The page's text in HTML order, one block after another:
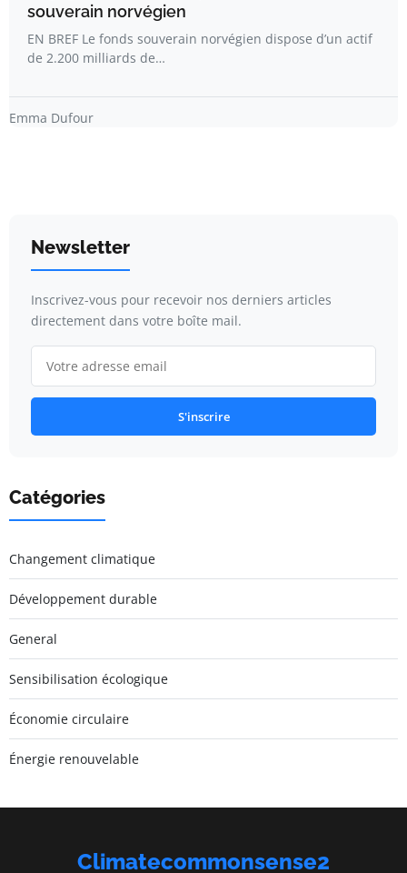
souverain norvégien
EN BREF Le fonds souverain norvégien dispose d’un actif
de 2.200 milliards de…
Emma Dufour
Newsletter
Inscrivez-vous pour recevoir nos derniers articles
directement dans votre boîte mail.
S'inscrire
Catégories
Changement climatique
Développement durable
General
Sensibilisation écologique
Économie circulaire
Énergie renouvelable
Climatecommonsense2